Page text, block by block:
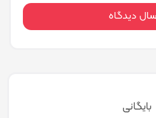
بایگانی